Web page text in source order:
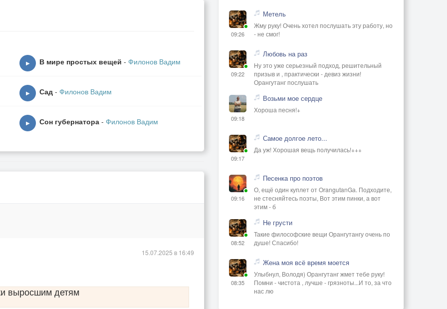
мал
▶ В мире простых вещей - Филонов Вадим
▶ Сад - Филонов Вадим
▶ Сон губернатора - Филонов Вадим
выросшим детям
15.07.2025 в 16:49
09:26
Метель
Жму руку! Очень хотел послушать эту работу, но
- не смог!
09:22
Любовь на раз
Ну это уже серьезный подход, решительный
призыв и , практически - девиз жизни!
Орангутанг послушать
09:18
Возьми мое сердце
Хороша песня!+
09:17
Самое долгое лето...
Да уж! Хорошая вещь получилась!+++
09:16
Песенка про поэтов
О, ещё один куплет от OrangutanGа. Подходите,
не стесняйтесь поэты, Вот этим пинки, а вот
этим - б
08:52
Не грусти
Такие философские вещи Орангутангу очень по
душе! Спасибо!
08:35
Жена моя всё время моется
Улыбнул, Володя) Орангутанг жмет тебе руку!
Помни - чистота , лучше - грязноты...И то, за что
нас лю